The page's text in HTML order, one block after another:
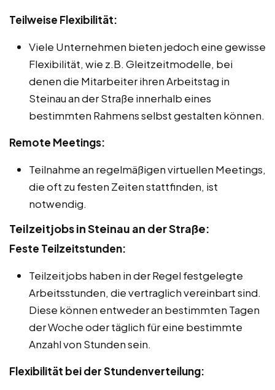
Teilweise Flexibilität:
Viele Unternehmen bieten jedoch eine gewisse
Flexibilität, wie z.B. Gleitzeitmodelle, bei
denen die Mitarbeiter ihren Arbeitstag in
Steinau an der Straße innerhalb eines
bestimmten Rahmens selbst gestalten können.
Remote Meetings:
Teilnahme an regelmäßigen virtuellen Meetings,
die oft zu festen Zeiten stattfinden, ist
notwendig.
Teilzeitjobs in Steinau an der Straße:
Feste Teilzeitstunden:
Teilzeitjobs haben in der Regel festgelegte
Arbeitsstunden, die vertraglich vereinbart sind.
Diese können entweder an bestimmten Tagen
der Woche oder täglich für eine bestimmte
Anzahl von Stunden sein.
Flexibilität bei der Stundenverteilung: